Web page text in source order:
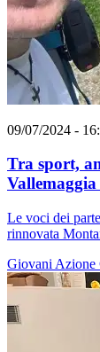
09/07/2024 -
Tra sport,
Le voci dei
rinnovata
Giovani Azione